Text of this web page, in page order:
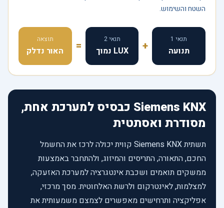
השטח והשימוש.
תנאי 1
תנועה + תנאי 2
LUX נמוך = תוצאה
האור נדלק
Siemens KNX כבסיס למערכת אחת,
מסודרת ואסתטית
תשתית Siemens KNX קווית יכולה לרכז את החשמל
החכם, התאורה, התריסים והמיזוג, ולהתחבר באמצעות
ממשקים תואמים ושכבת אינטגרציה למערכת האזעקה,
למצלמות, לאינטרקום ולרשת האלחוטית. מסך מרכזי,
אפליקציה ותרחישים מאפשרים לצמצם משמעותית את